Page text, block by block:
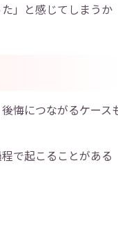
」と感じてしまうか
悔につながるケース
で起こることがある